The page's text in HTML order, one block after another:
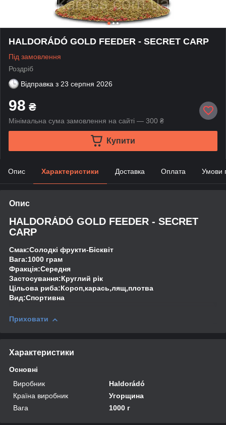
HALDORÁDÓ GOLD FEEDER - SECRET CARP
Під замовлення
Роздріб
Відправка з 23 серпня 2026
98 ₴
Мінімальна сума замовлення на сайті — 300 ₴
Купити
Опис Характеристики Доставка Оплата Умови
Опис
HALDORÁDÓ GOLD FEEDER - SECRET
CARP
Смак:Солодкі фрукти-Бісквіт
Вага:1000 грам
Фракція:Середня
Застосування:Круглий рік
Цільова риба:Короп,карась,лящ,плотва
Вид:Спортивна
Приховати
Характеристики
Основні
Виробник
Haldorádó
Країна виробник
Угорщина
Вага
1000 г